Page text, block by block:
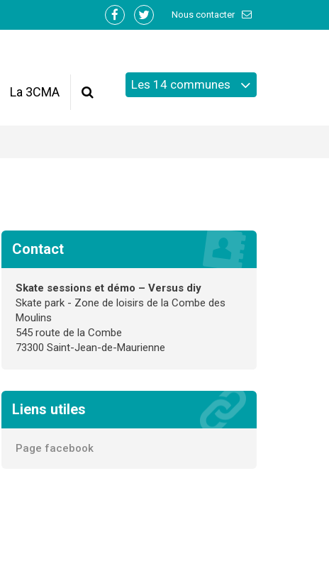
Nous contacter
Lien
Facebook
Lien
Twitter
La 3CMA Recherche
Les 14 communes
Contact
Skate sessions et démo – Versus diy
Skate park - Zone de loisirs de la Combe des
Moulins
545 route de la Combe
73300 Saint-Jean-de-Maurienne
Liens utiles
Page facebook